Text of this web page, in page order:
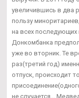
увеличившись в два
пользу
на всех последующих
Донкомбанка
уже во вторник. Те
раз(третий год)
отпуск, происходит
не случается...